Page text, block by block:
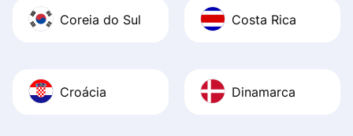
Coreia do Sul Costa Rica
Croácia Dinamarca